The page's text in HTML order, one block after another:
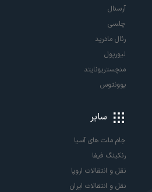
آرسنال
چلسی
رئال مادرید
لیورپول
منچستریونایتد
یوونتوس
سایر
جام ملت های آسیا
رنکینگ فیفا
نقل و انتقالات اروپا
نقل و انتقالات ایران